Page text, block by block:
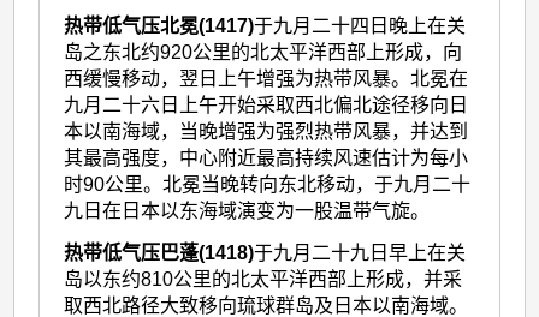
热带低气压北冕(1417)于九月二十四日晚上在关
岛之东北约920公里的北太平洋西部上形成，向
西缓慢移动，翌日上午增强为热带风暴。北冕在
九月二十六日上午开始采取西北偏北途径移向日
本以南海域，当晚增强为强烈热带风暴，并达到
其最高强度，中心附近最高持续风速估计为每小
时90公里。北冕当晚转向东北移动，于九月二十
九日在日本以东海域演变为一股温带气旋。
热带低气压巴蓬(1418)于九月二十九日早上在关
岛以东约810公里的北太平洋西部上形成，并采
取西北路径大致移向琉球群岛及日本以南海域。